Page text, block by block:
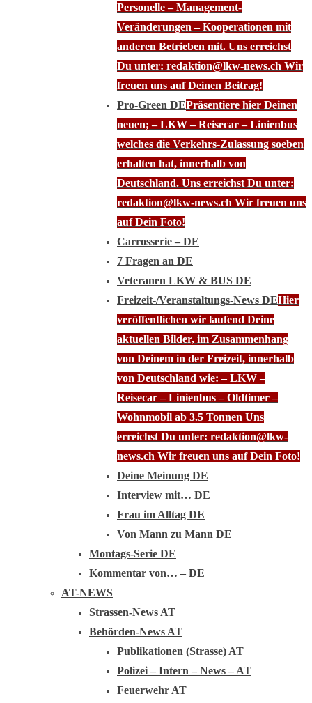
Personelle – Management-
Veränderungen – Kooperationen mit
anderen Betrieben mit. Uns erreichst
Du unter: redaktion@lkw-news.ch Wir
freuen uns auf Deinen Beitrag!
Pro-Green DEPräsentiere hier Deinen
neuen; – LKW – Reisecar – Linienbus
welches die Verkehrs-Zulassung soeben
erhalten hat, innerhalb von
Deutschland. Uns erreichst Du unter:
redaktion@lkw-news.ch Wir freuen uns
auf Dein Foto!
Carrosserie – DE
7 Fragen an DE
Veteranen LKW & BUS DE
Freizeit-/Veranstaltungs-News DEHier
veröffentlichen wir laufend Deine
aktuellen Bilder, im Zusammenhang
von Deinem in der Freizeit, innerhalb
von Deutschland wie: – LKW –
Reisecar – Linienbus – Oldtimer –
Wohnmobil ab 3.5 Tonnen Uns
erreichst Du unter: redaktion@lkw-
news.ch Wir freuen uns auf Dein Foto!
Deine Meinung DE
Interview mit… DE
Frau im Alltag DE
Von Mann zu Mann DE
Montags-Serie DE
Kommentar von… – DE
AT-NEWS
Strassen-News AT
Behörden-News AT
Publikationen (Strasse) AT
Polizei – Intern – News – AT
Feuerwehr AT